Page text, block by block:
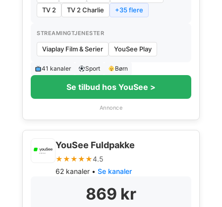
TV 2
TV 2 Charlie +35 flere
STREAMINGTJENESTER
Viaplay Film & Serier YouSee Play
41 kanaler Sport Børn
Se tilbud hos YouSee >
Annonce
YouSee Fuldpakke
★★★★★4.5
62 kanaler • Se kanaler
869 kr